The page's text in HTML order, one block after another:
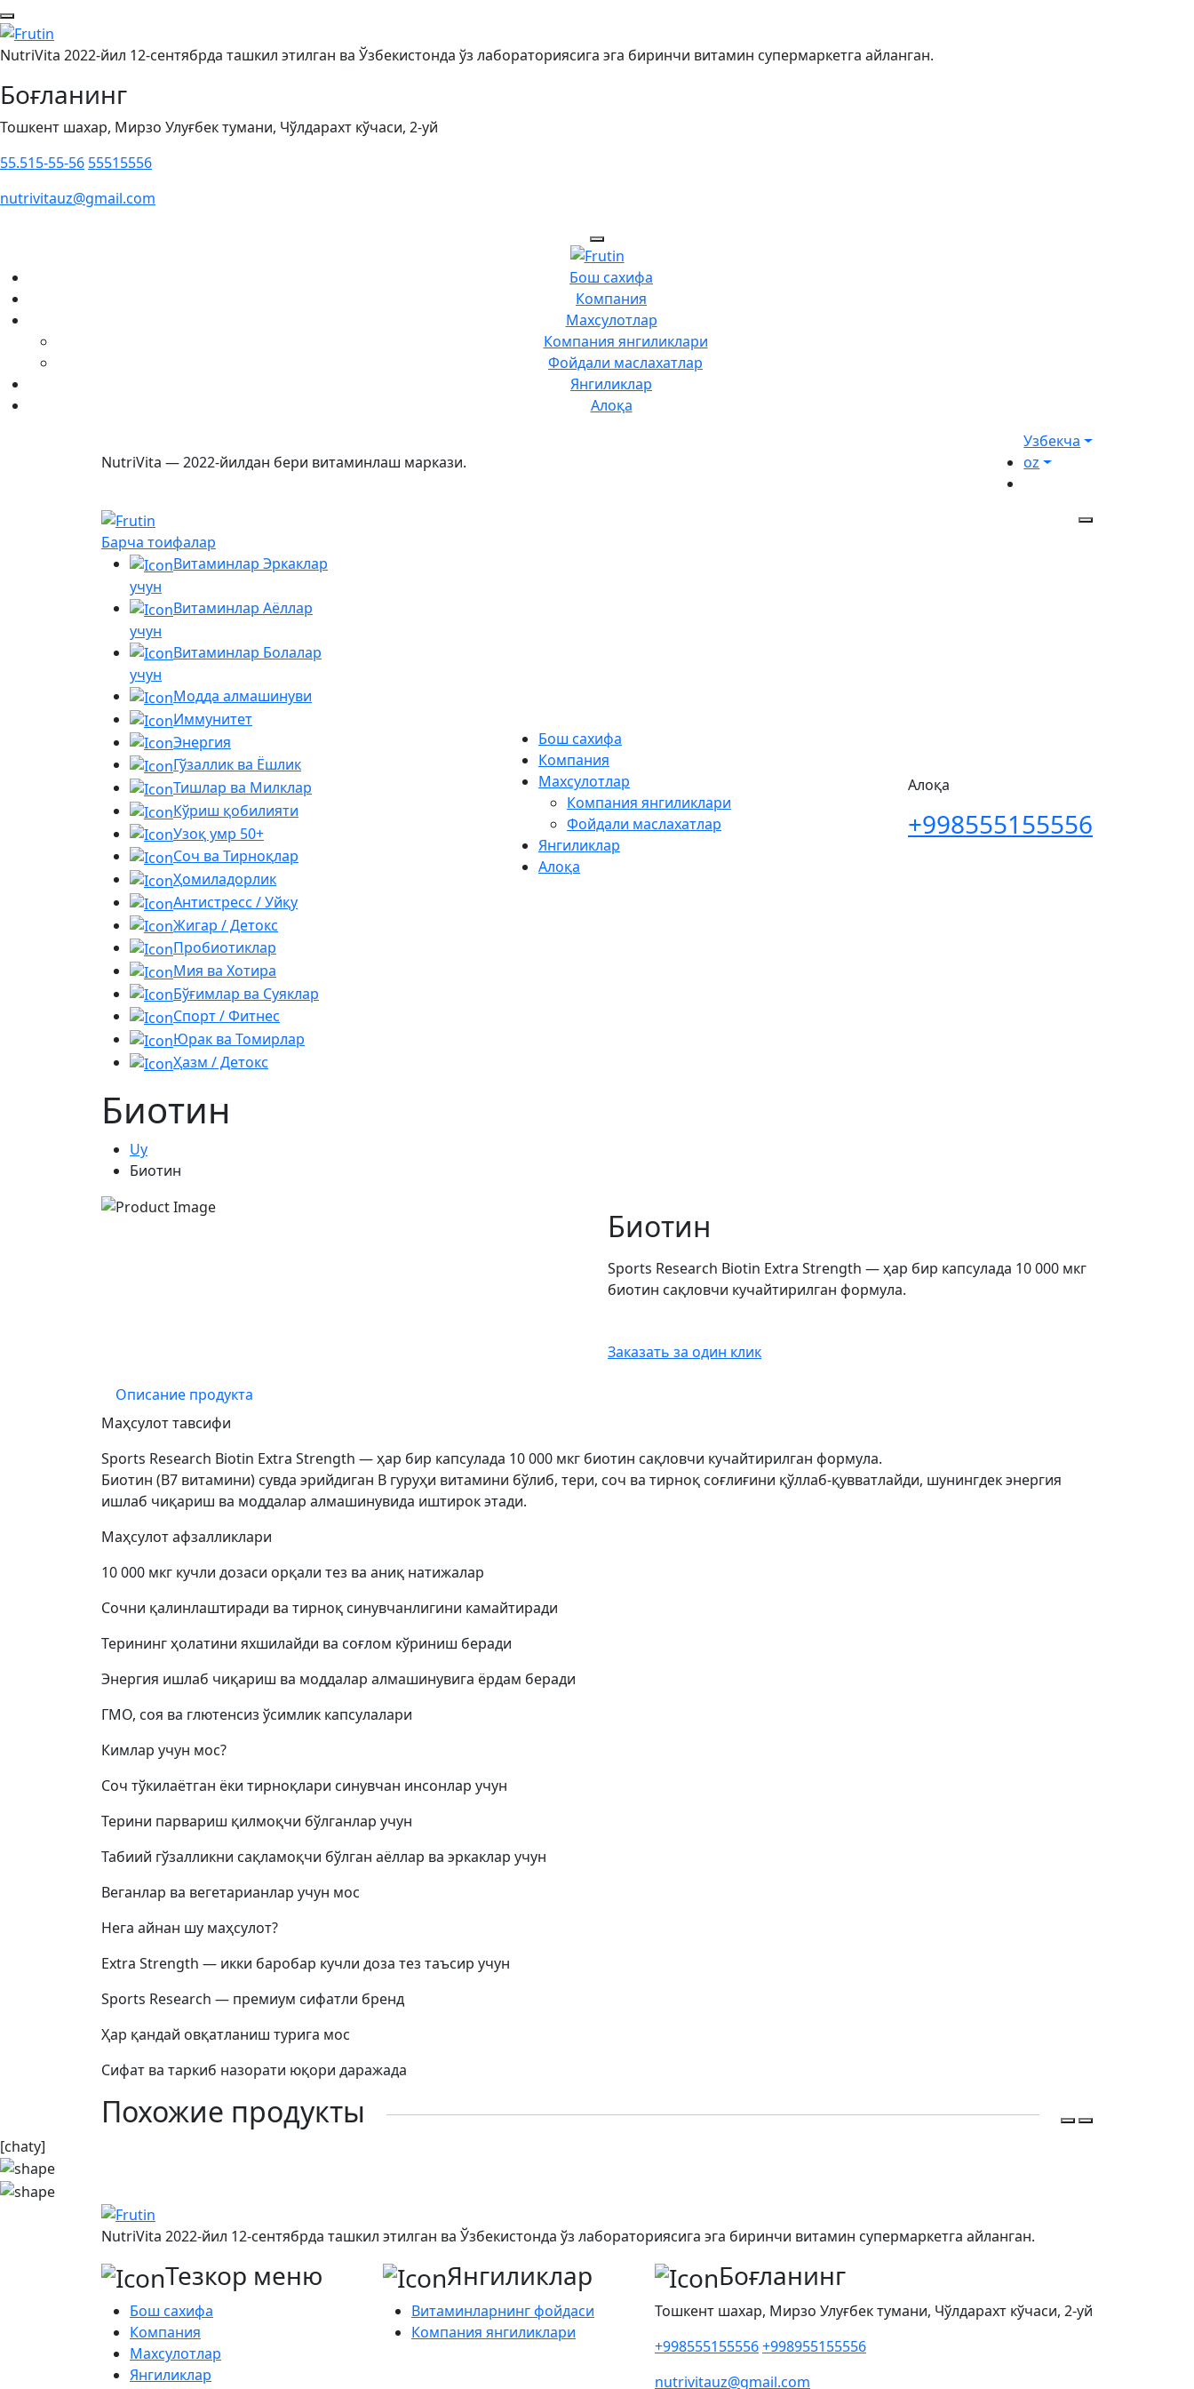
NutriVita 2022-йил 12-сентябрда ташкил этилган ва Ўзбекистонда ўз лабораториясига эга биринчи витамин супермаркетга айланган.
Боғланинг
Тошкент шахар, Мирзо Улуғбек тумани, Чўлдарахт кўчаси, 2-уй
55.515-55-56 55515556
nutrivitauz@gmail.com
Бош сахифа
Компания
Махсулотлар
Компания янгиликлари
Фойдали маслахатлар
Янгиликлар
Алоқа
NutriVita — 2022-йилдан бери витаминлаш маркази.
Узбекча
oz
Барча тоифалар
Витаминлар Эркаклар
учун
Витаминлар Аёллар
учун
Витаминлар Болалар
учун
Модда алмашинуви
Иммунитет
Энергия
Гўзаллик ва Ёшлик
Тишлар ва Милклар
Кўриш қобилияти
Узоқ умр 50+
Соч ва Тирноқлар
Ҳомиладорлик
Антистресс / Уйқу
Жигар / Детокс
Пробиотиклар
Мия ва Хотира
Бўғимлар ва Суяклар
Спорт / Фитнес
Юрак ва Томирлар
Ҳазм / Детокс
Бош сахифа
Компания
Махсулотлар
Компания янгиликлари
Фойдали маслахатлар
Янгиликлар
Алоқа
Алоқа
+998555155556
Биотин
Uy
Биотин
Биотин
Sports Research Biotin Extra Strength — ҳар бир капсулада 10 000 мкг
биотин сақловчи кучайтирилган формула.
Заказать за один клик
Описание продукта
Маҳсулот тавсифи
Sports Research Biotin Extra Strength — ҳар бир капсулада 10 000 мкг биотин сақловчи кучайтирилган формула.
Биотин (В7 витамини) сувда эрийдиган В гуруҳи витамини бўлиб, тери, соч ва тирноқ соғлиғини қўллаб-қувватлайди, шунингдек энергия
ишлаб чиқариш ва моддалар алмашинувида иштирок этади.
Маҳсулот афзалликлари
10 000 мкг кучли дозаси орқали тез ва аниқ натижалар
Сочни қалинлаштиради ва тирноқ синувчанлигини камайтиради
Терининг ҳолатини яхшилайди ва соғлом кўриниш беради
Энергия ишлаб чиқариш ва моддалар алмашинувига ёрдам беради
ГМО, соя ва глютенсиз ўсимлик капсулалари
Кимлар учун мос?
Соч тўкилаётган ёки тирноқлари синувчан инсонлар учун
Терини парвариш қилмоқчи бўлганлар учун
Табиий гўзалликни сақламоқчи бўлган аёллар ва эркаклар учун
Веганлар ва вегетарианлар учун мос
Нега айнан шу маҳсулот?
Extra Strength — икки баробар кучли доза тез таъсир учун
Sports Research — премиум сифатли бренд
Ҳар қандай овқатланиш турига мос
Сифат ва таркиб назорати юқори даражада
Похожие продукты
[chaty]
NutriVita 2022-йил 12-сентябрда ташкил этилган ва Ўзбекистонда ўз лабораториясига эга биринчи витамин супермаркетга айланган.
Тезкор меню
Бош сахифа
Компания
Махсулотлар
Янгиликлар
Янгиликлар
Витаминларнинг фойдаси
Компания янгиликлари
Боғланинг
Тошкент шахар, Мирзо Улуғбек тумани, Чўлдарахт кўчаси, 2-уй
+998555155556+998955155556
nutrivitauz@gmail.com